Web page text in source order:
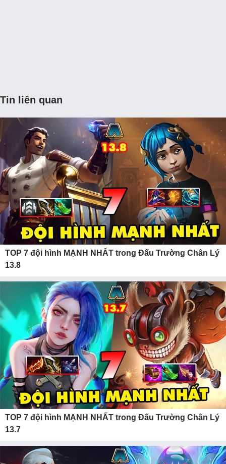
Tin liên quan
TOP 7 đội hình MẠNH NHẤT trong Đấu Trường Chân Lý
13.8
TOP 7 đội hình MẠNH NHẤT trong Đấu Trường Chân Lý
13.7